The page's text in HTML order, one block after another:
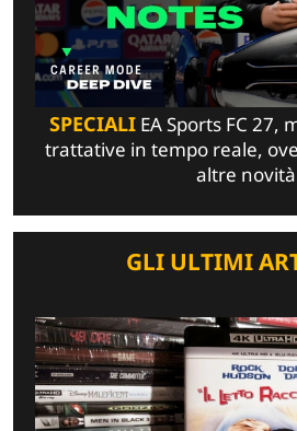
SPECIALIEA Sports FC 27,
trattative in tempo reale,
altre novità
GLI ULTIMI